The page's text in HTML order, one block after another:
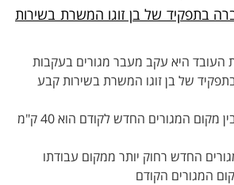
של בן זוגו המשרת בשירות
היא עקב מעבר מגורים בעקבות
של בן זוגו המשרת בשירות קבע
המרחק בין מקום המגורים החדש לקודם הוא 40 ק"מ
החדש רחוק יותר ממקום עבודתו
הקודם